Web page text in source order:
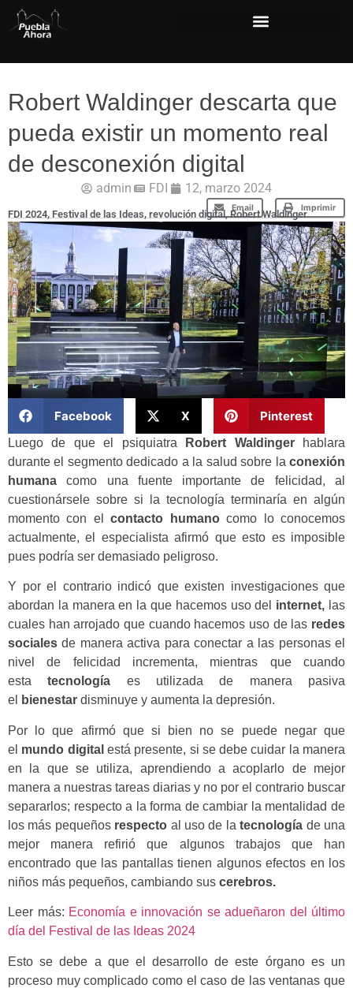
Robert Waldinger descarta que
pueda existir un momento real
de desconexión digital
admin FDI 12, marzo 2024
Email Imprimir
FDI 2024, Festival de las Ideas, revolución digital,Robert Waldinger
Facebook X Pinterest
Luego de que el psiquiatra Robert Waldingerhablara
durante el segmento dedicado a la salud sobre la conexión
humana como una fuente importante de felicidad, al
cuestionársele sobre si la tecnología terminaría en algún
momento con elcontacto humanocomo lo conocemos
actualmente, el especialista afirmó que esto es imposible
pues podría ser demasiado peligroso.
Y por el contrario indicó que existen investigaciones que
abordan la manera en la que hacemos uso del internet, las
cuales han arrojado que cuando hacemos uso de las redes
sociales de manera activa para conectar a las personas el
nivel de felicidad incrementa, mientras que cuando
estatecnología es utilizada de manera pasiva
el
bienestar disminuye y aumenta la depresión.
Por lo que afirmó que si bien no se puede negar que
el mundo digital está presente, si se debe cuidar la manera
en la que se utiliza, aprendiendo a acoplarlo de mejor
manera a nuestras tareas diarias y no por el contrario buscar
separarlos; respecto a la forma de cambiar la mentalidad de
los más pequeños respecto al uso de latecnología de una
mejor manera refirió que algunos trabajos que han
encontrado que las pantallas tienen algunos efectos en los
niños más pequeños, cambiando sus cerebros.
Leer más: Economía e innovación se adueñaron del último
día del Festival de las Ideas 2024
Esto se debe a que el desarrollo de este órgano es un
proceso muy complicado como el caso de las ventanas que